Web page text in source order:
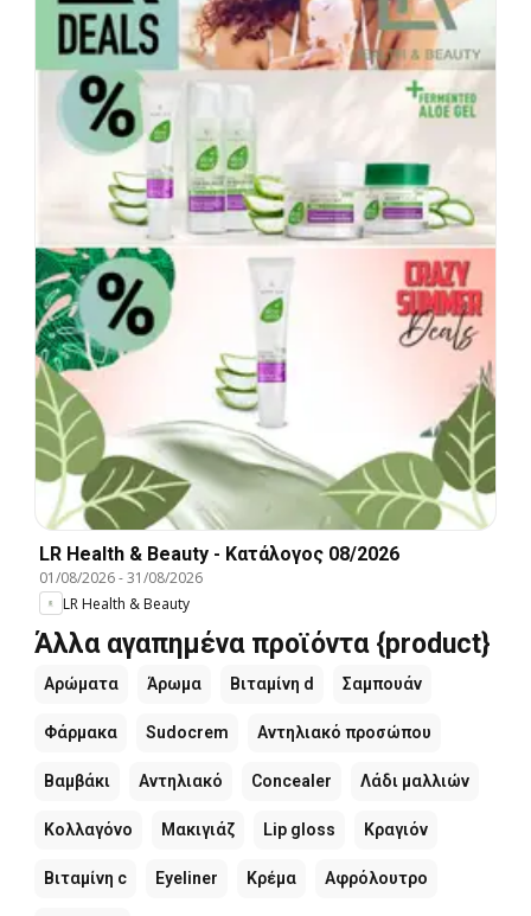
LR Health & Beauty - Kατάλογος 08/2026
01/08/2026-31/08/2026
LR Health & Beauty
Άλλα αγαπημένα προϊόντα {product}
Αρώματα Άρωμα Βιταμίνη d Σαμπουάν
Φάρμακα Sudocrem Αντηλιακό προσώπου
Βαμβάκι Αντηλιακό Concealer Λάδι μαλλιών
Κολλαγόνο Μακιγιάζ Lip gloss Κραγιόν
Βιταμίνη c Eyeliner Κρέμα Αφρόλουτρο